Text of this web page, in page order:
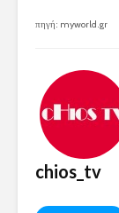
πηγή: myworld.gr
chios_tv